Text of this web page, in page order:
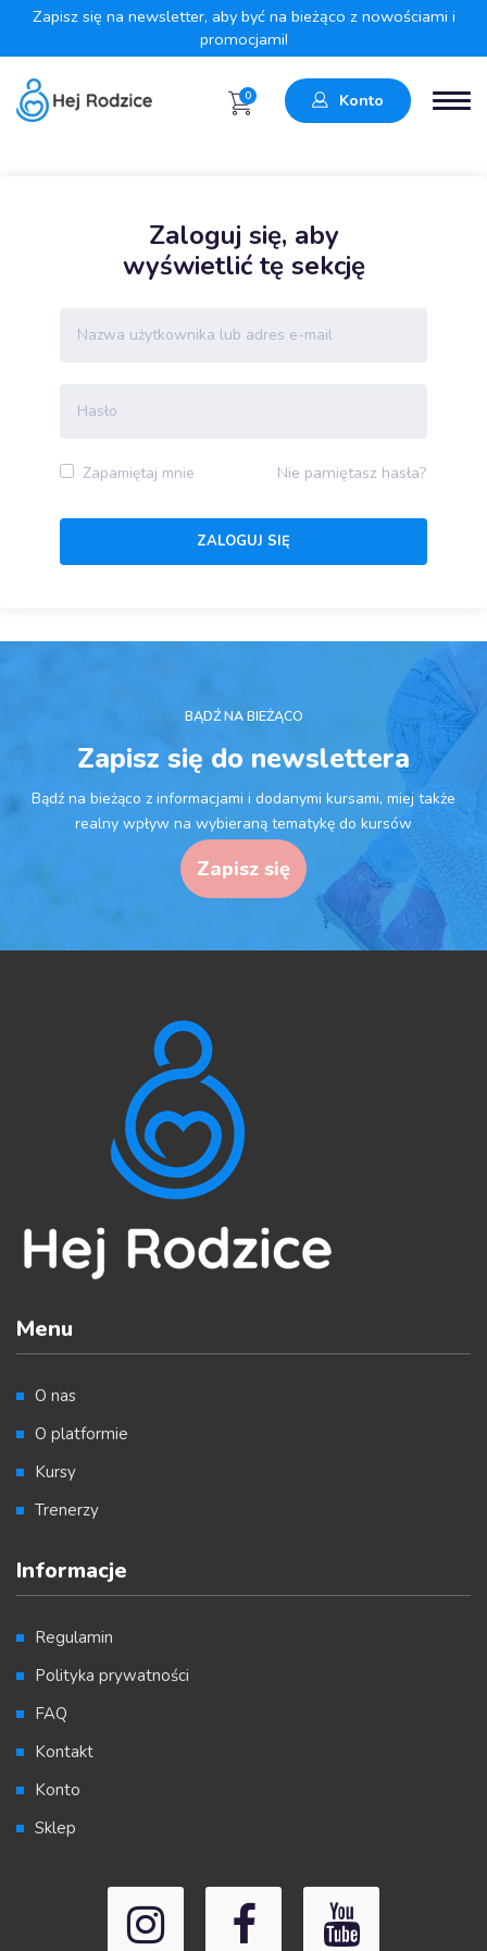
Zapisz się na newsletter, aby być na bieżąco z nowościami i
promocjami!
0 Konto
Zaloguj się, aby
wyświetlić tę sekcję
Zapamiętaj mnie Nie pamiętasz hasła?
BĄDŹ NA BIEŻĄCO
Zapisz się do newslettera
Bądź na bieżąco z informacjami i dodanymi kursami, miej także
realny wpływ na wybieraną tematykę do kursów
Zapisz się
Menu
O nas
O platformie
Kursy
Trenerzy
Informacje
Regulamin
Polityka prywatności
FAQ
Kontakt
Konto
Sklep